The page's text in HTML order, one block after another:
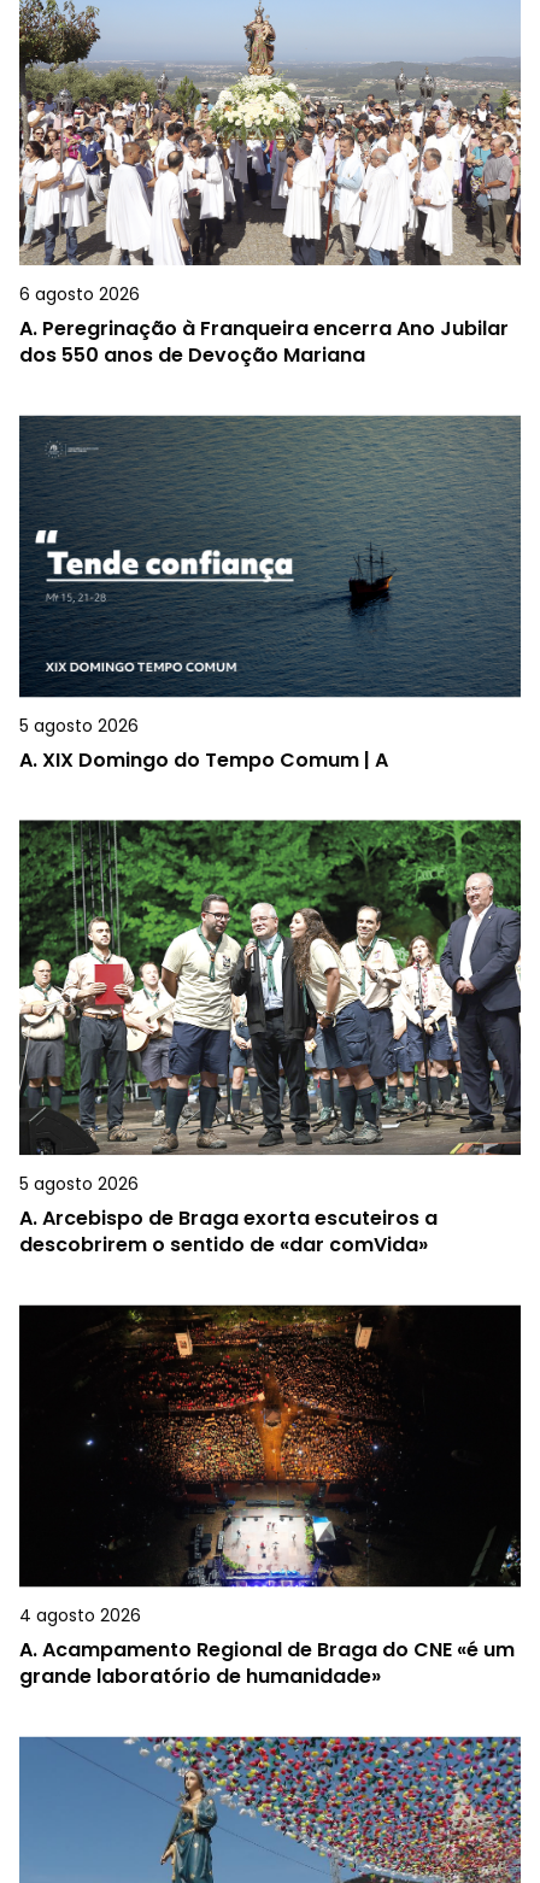
6 agosto 2026
A. Peregrinação à Franqueira encerra Ano Jubilar
dos 550 anos de Devoção Mariana
5 agosto 2026
A.XIX Domingo do Tempo Comum | A
5 agosto 2026
A.Arcebispo de Braga exorta escuteiros a
descobrirem o sentido de «dar comVida»
4 agosto 2026
A.Acampamento Regional de Braga do CNE «é um
grande laboratório de humanidade»